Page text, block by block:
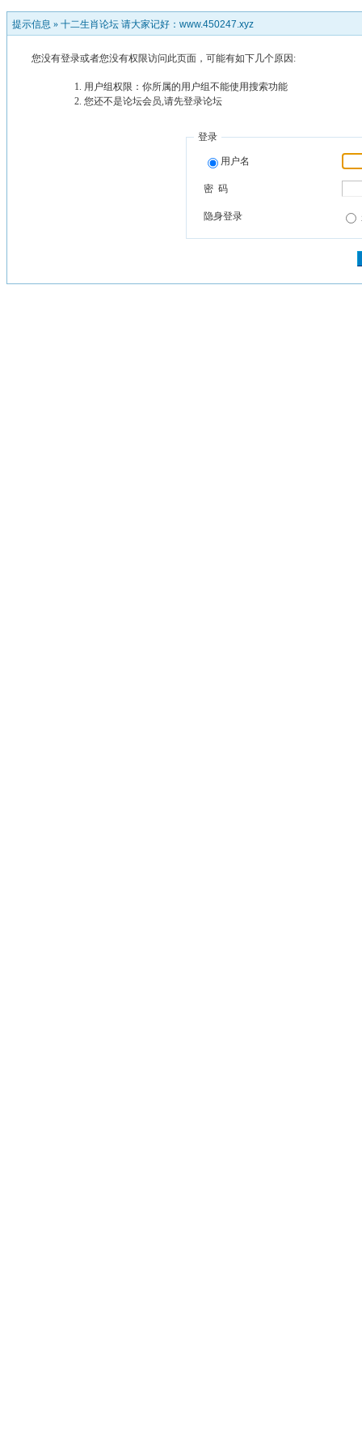
提示信息 » 十二生肖论坛 请大家记好：www.450247.xyz
您没有登录或者您没有权限访问此页面，可能有如下几个原因:
用户组权限：你所属的用户组不能使用搜索功能
您还不是论坛会员,请先登录论坛
登录
用户名
密 码
隐身登录